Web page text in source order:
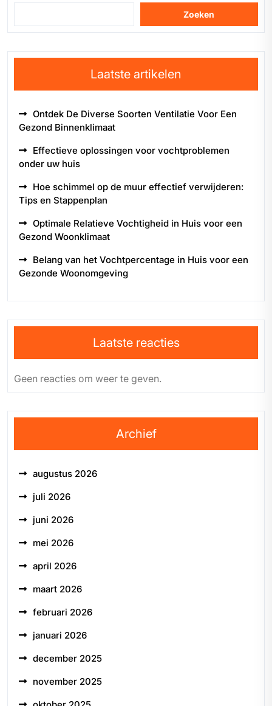
Zoeken
Laatste artikelen
Ontdek De Diverse Soorten Ventilatie Voor Een
Gezond Binnenklimaat
Effectieve oplossingen voor vochtproblemen
onder uw huis
Hoe schimmel op de muur effectief verwijderen:
Tips en Stappenplan
Optimale Relatieve Vochtigheid in Huis voor een
Gezond Woonklimaat
Belang van het Vochtpercentage in Huis voor een
Gezonde Woonomgeving
Laatste reacties
Geen reacties om weer te geven.
Archief
augustus 2026
juli 2026
juni 2026
mei 2026
april 2026
maart 2026
februari 2026
januari 2026
december 2025
november 2025